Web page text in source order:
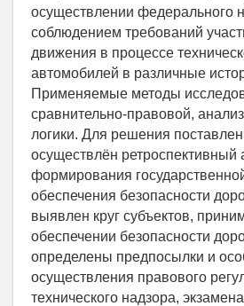
осуществлении федерального
соблюдением требований
движения в процессе
автомобилей в различные
Применяемые методы
сравнительно-правовой,
логики. Для решения
осуществлён ретроспективный
формирования
обеспечения безопасности
выявлен круг субъектов,
обеспечении безопасности
определены предпосылки и
осуществления правового
технического надзора,